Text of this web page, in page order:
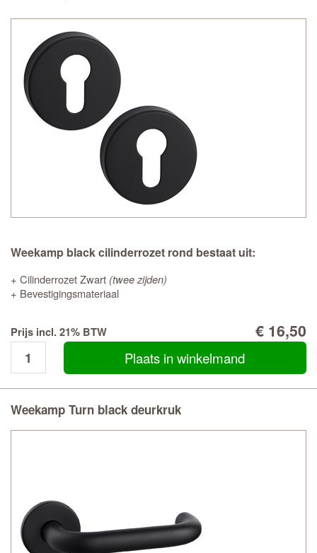
Weekamp black cilinderrozet rond bestaat uit:
+ Cilinderrozet Zwart (twee zijden)
+ Bevestigingsmateriaal
Prijs incl. 21% BTW € 16,50
Plaats in winkelmand
Weekamp Turn black deurkruk